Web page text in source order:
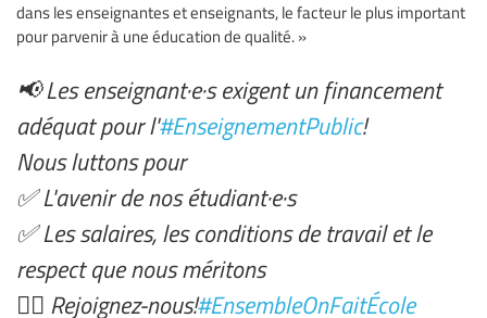
dans les enseignantes et enseignants, le facteur le plus important
pour parvenir à une éducation de qualité. »
📢 Les enseignant·e·s exigent un financement
adéquat pour l'#EnseignementPublic!
Nous luttons pour
✅ L'avenir de nos étudiant·e·s
✅ Les salaires, les conditions de travail et le
respect que nous méritons
✊🏿 Rejoignez-nous!#EnsembleOnFaitÉcole